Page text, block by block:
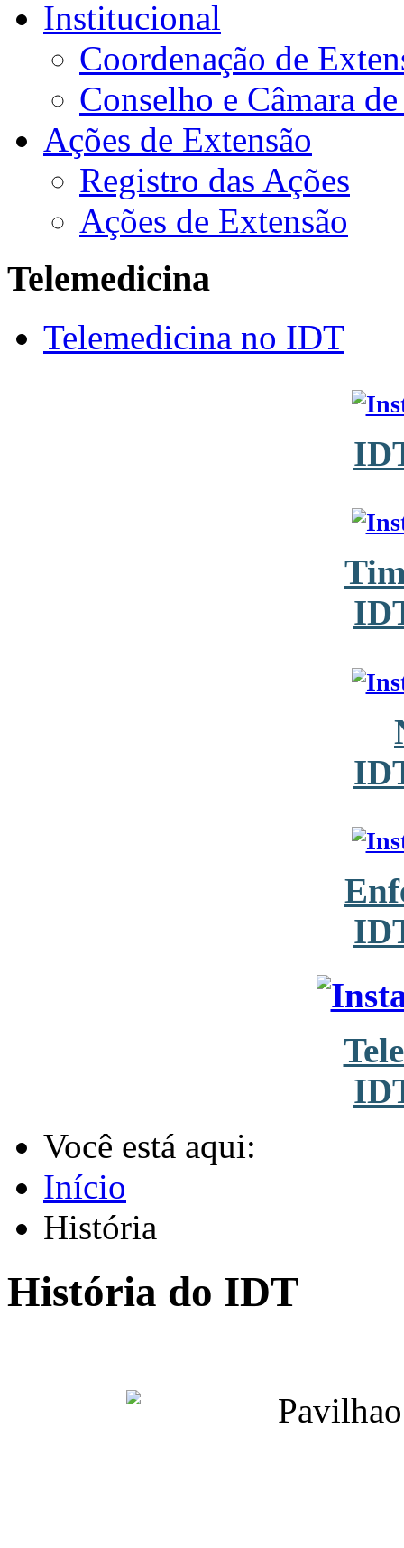
Institucional
Coordenação de
Conselho e Câmara
Ações de Extensão
Registro das Ações
Ações de Extensão
Telemedicina
Telemedicina no IDT
Você está aqui:
Início
História
História do IDT